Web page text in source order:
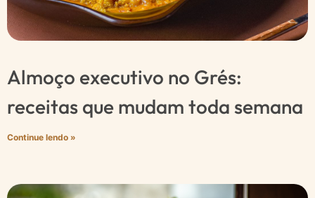
Almoço executivo no Grés:
receitas que mudam toda semana
Continue lendo »